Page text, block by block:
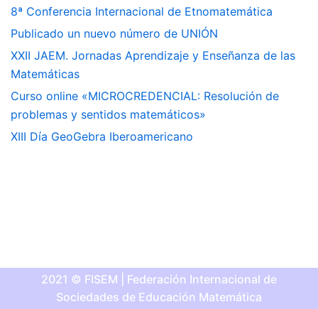
8ª Conferencia Internacional de Etnomatemática
Publicado un nuevo número de UNIÓN
XXII JAEM. Jornadas Aprendizaje y Enseñanza de las
Matemáticas
Curso online «MICROCREDENCIAL: Resolución de
problemas y sentidos matemáticos»
XIII Día GeoGebra Iberoamericano
2021 © FISEM | Federación Internacional de
Sociedades de Educación Matemática